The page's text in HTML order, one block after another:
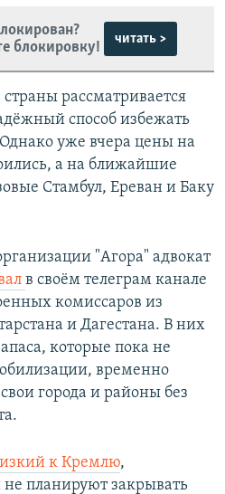
блокировку!
читать >
рассматривается
способ избежать
уже вчера цены на
а на ближайшие
Стамбул, Ереван и Баку
"Агора" адвокат
в своём телеграм канале
комиссаров из
и Дагестана. В них
которые пока не
временно
города и районы без
к Кремлю,
не планируют закрывать